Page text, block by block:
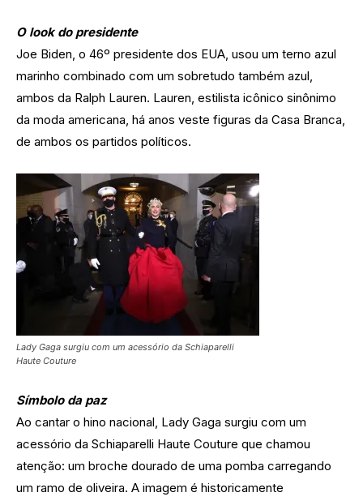
O look do presidente
Joe Biden, o 46º presidente dos EUA, usou um terno azul
marinho combinado com um sobretudo também azul,
ambos da Ralph Lauren. Lauren, estilista icônico sinônimo
da moda americana, há anos veste figuras da Casa Branca,
de ambos os partidos políticos.
Lady Gaga surgiu com um acessório da Schiaparelli
Haute Couture
Símbolo da paz
Ao cantar o hino nacional, Lady Gaga surgiu com um
acessório da Schiaparelli Haute Couture que chamou
atenção: um broche dourado de uma pomba carregando
um ramo de oliveira. A imagem é historicamente